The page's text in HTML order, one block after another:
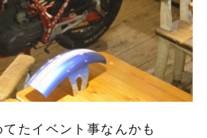
たイベント事なんかも